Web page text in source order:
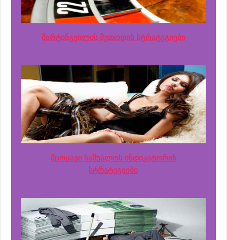
მარტინგეილის მეთოდის სტრატეგიები
მცოცავი საშუალოს ინდიკატორის
სტრატეგიები